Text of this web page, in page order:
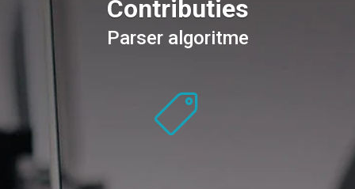
Contributies
Parser algoritme